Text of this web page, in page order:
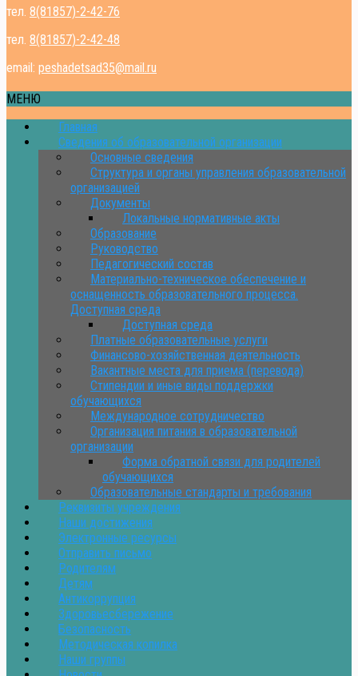
тел. 8(81857)-2-42-76
тел. 8(81857)-2-42-48
email: peshadetsad35@mail.ru
МЕНЮ
Главная
Сведения об образовательной организации
Основные сведения
Структура и органы управления образовательной
организацией
Документы
Локальные нормативные акты
Образование
Руководство
Педагогический состав
Материально-техническое обеспечение и
оснащенность образовательного процесса.
Доступная среда
Доступная среда
Платные образовательные услуги
Финансово-хозяйственная деятельность
Вакантные места для приема (перевода)
Стипендии и иные виды поддержки
обучающихся
Международное сотрудничество
Организация питания в образовательной
организации
Форма обратной связи для родителей
обучающихся
Образовательные стандарты и требования
Реквизиты учреждения
Наши достижения
Электронные ресурсы
Отправить письмо
Родителям
Детям
Антикоррупция
Здоровьесбережение
Безопасность
Методическая копилка
Наши группы